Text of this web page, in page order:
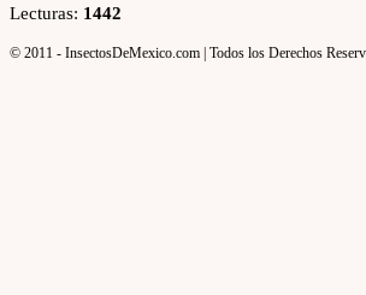
Lecturas: 1442
© 2011 - InsectosDeMexico.com | Todos los Derechos